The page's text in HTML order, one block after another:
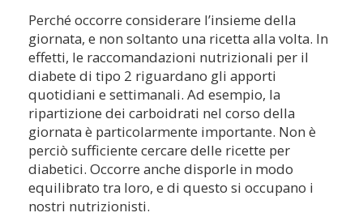
Perché occorre considerare l’insieme della
giornata, e non soltanto una ricetta alla volta. In
effetti, le raccomandazioni nutrizionali per il
diabete di tipo 2 riguardano gli apporti
quotidiani e settimanali. Ad esempio, la
ripartizione dei carboidrati nel corso della
giornata è particolarmente importante. Non è
perciò sufficiente cercare delle ricette per
diabetici. Occorre anche disporle in modo
equilibrato tra loro, e di questo si occupano i
nostri nutrizionisti.